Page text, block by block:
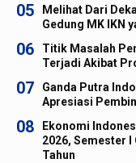
05
Melihat Dari
Gedung MK IKN
06
Titik Masalah
Terjadi Akibat
07
Ganda Putra
Apresiasi
08
Ekonomi
2026, Semester
Tahun